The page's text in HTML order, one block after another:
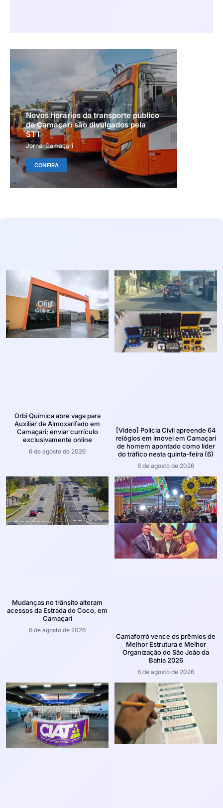
Novos horários do transporte público
de Camaçari são divulgados pela
STT
Jornal Camaçari
CONFIRA
Orbi Química abre vaga para
Auxiliar de Almoxarifado em
Camaçari; enviar currículo
exclusivamente online
6 de agosto de 2026
[Vídeo] Polícia Civil apreende 64
relógios em imóvel em Camaçari
de homem apontado como líder
do tráfico nesta quinta-feira (6)
6 de agosto de 2026
Mudanças no trânsito alteram
acessos da Estrada do Coco, em
Camaçari
6 de agosto de 2026
Camaforró vence os prêmios de
Melhor Estrutura e Melhor
Organização do São João da
Bahia 2026
6 de agosto de 2026